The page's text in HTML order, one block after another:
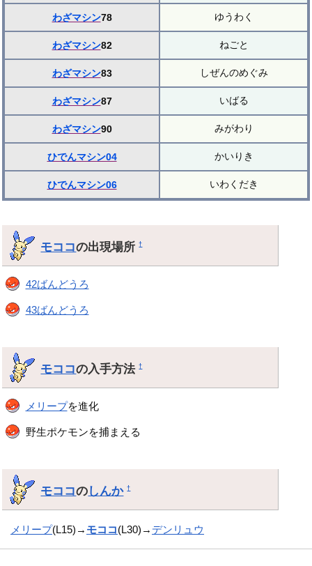
わざマシン78 ゆうわく
わざマシン82 ねごと
わざマシン83 しぜんのめぐみ
わざマシン87 いばる
わざマシン90 みがわり
ひでんマシン04 かいりき
ひでんマシン06 いわくだき
モココの出現場所†
42ばんどうろ
43ばんどうろ
モココの入手方法†
メリープを進化
野生ポケモンを捕まえる
モココのしんか †
メリープ(L15)→ モココ(L30)→ デンリュウ